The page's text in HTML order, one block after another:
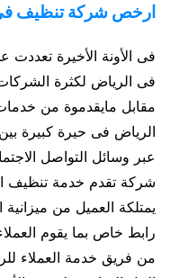
ارخص شركة تنظيف
فى الأونة الأخيرة
فى الرياض لكثرة
مقابل مايقدموة من
الرياض فى حيرة كبيرة
عبر وسائل التواصل
شركة تقدم خدمة تنظيف
يمتلكة العميل من
رابط خاص بما يقوم
من فريق خدمة العملاء